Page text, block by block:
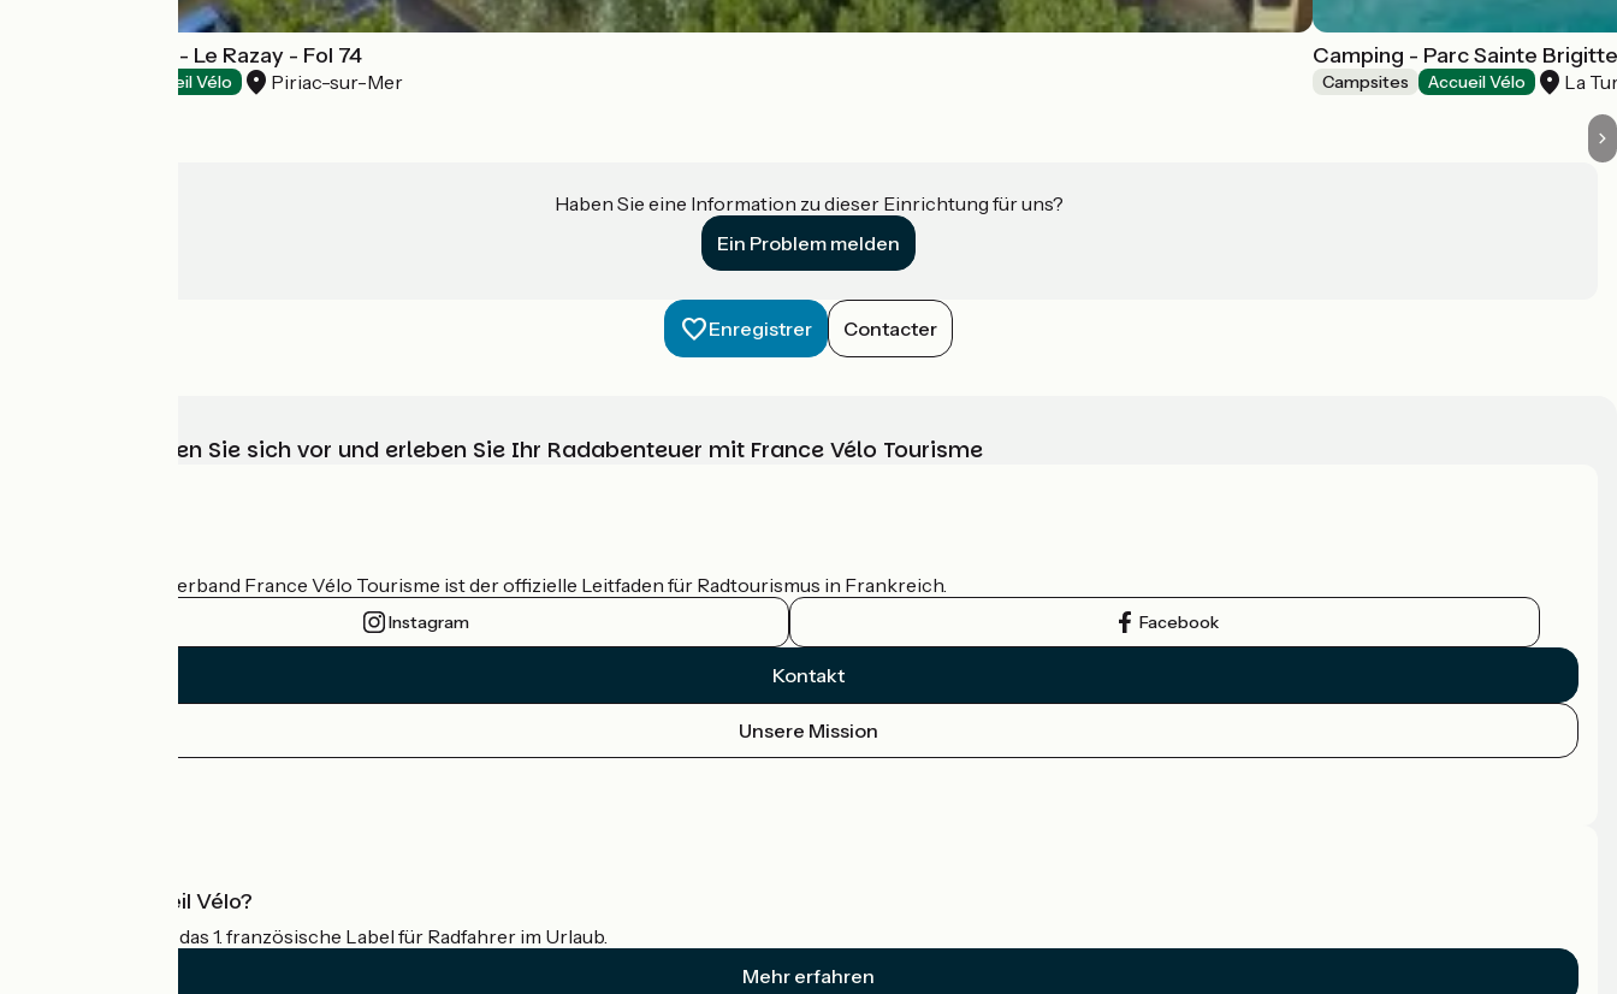
Fermé en 2026 - Le Razay - Fol 74
Accueil Vélo Piriac-sur-Mer
Camping - Parc Sainte
Campsites Accueil Vélo La
Haben Sie eine Information zu dieser Einrichtung für uns?
Ein Problem melden
Enregistrer Contacter
Wählen, bereiten Sie sich vor und erleben Sie Ihr Radabenteuer mit France Vélo Tourisme
Der nationale Verband France Vélo Tourisme ist der offizielle Leitfaden für Radtourismus in Frankreich.
Instagram Facebook
Kontakt
Unsere Mission
Was ist Accueil Vélo?
Accueil Vélo ist das 1. französische Label für Radfahrer im Urlaub.
Mehr erfahren